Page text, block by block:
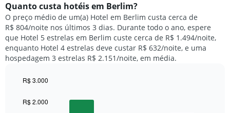
Quanto custa hotéis em Berlim?
O preço médio de um(a) Hotel em Berlim custa cerca de
R$ 804/noite nos últimos 3 dias. Durante todo o ano, espere
que Hotel 5 estrelas em Berlim custe cerca de R$ 1.494/noite,
enquanto Hotel 4 estrelas deve custar R$ 632/noite, e uma
hospedagem 3 estrelas R$ 2.151/noite, em média.
chart
with
graphic.
R$ 2.000
R$ 3.000